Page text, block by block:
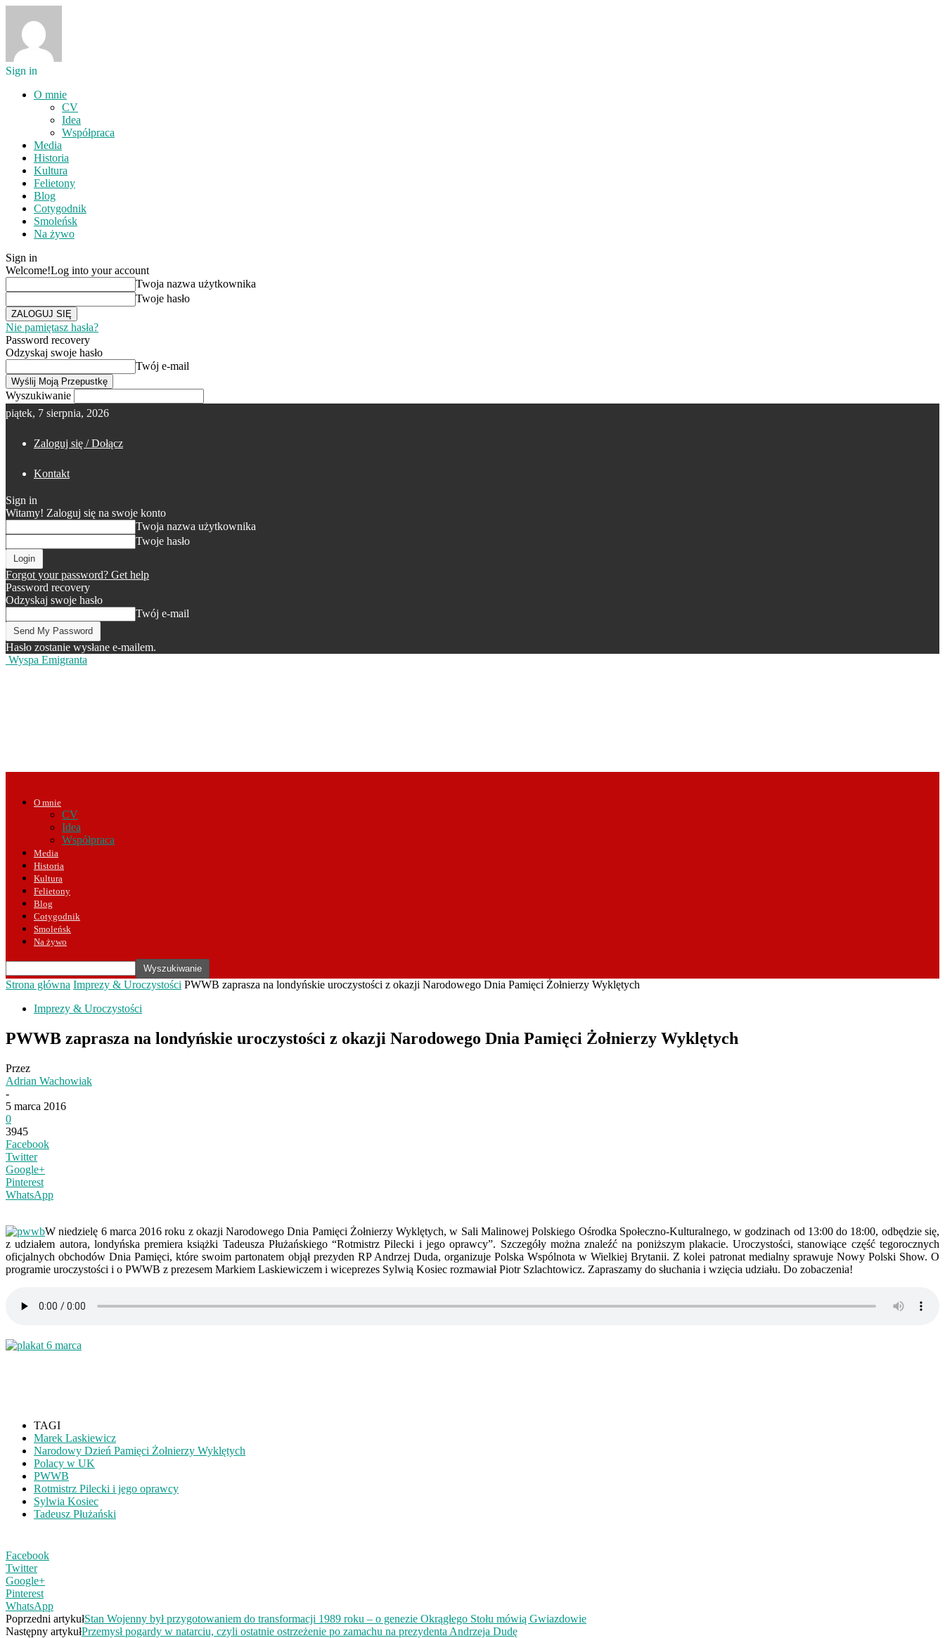
Sign in
O mnie
CV
Idea
Współpraca
Media
Historia
Kultura
Felietony
Blog
Cotygodnik
Smoleńsk
Na żywo
Sign in
Welcome!Log into your account
Twoja nazwa użytkownika
Twoje hasło
Nie pamiętasz hasła?
Password recovery
Odzyskaj swoje hasło
Twój e-mail
Wyszukiwanie
piątek, 7 sierpnia, 2026
Zaloguj się / Dołącz
Kontakt
Sign in
Witamy! Zaloguj się na swoje konto
Twoja nazwa użytkownika
Twoje hasło
Forgot your password? Get help
Password recovery
Odzyskaj swoje hasło
Twój e-mail
Hasło zostanie wysłane e-mailem.
Wyspa Emigranta
O mnie
CV
Idea
Współpraca
Media
Historia
Kultura
Felietony
Blog
Cotygodnik
Smoleńsk
Na żywo
Strona główna Imprezy & Uroczystości PWWB zaprasza na londyńskie uroczystości z okazji Narodowego Dnia Pamięci Żołnierzy Wyklętych
Imprezy & Uroczystości
PWWB zaprasza na londyńskie uroczystości z okazji Narodowego Dnia Pamięci Żołnierzy Wyklętych
Przez
Adrian Wachowiak
-
5 marca 2016
0
3945
Facebook
Twitter
Google+
Pinterest
WhatsApp
W niedzielę 6 marca 2016 roku z okazji Narodowego Dnia Pamięci Żołnierzy Wyklętych, w Sali Malinowej Polskiego Ośrodka Społeczno-Kulturalnego, w godzinach od 13:00 do 18:00, odbędzie się,
z udziałem autora, londyńska premiera książki Tadeusza Płużańskiego “Rotmistrz Pilecki i jego oprawcy”. Szczegóły można znaleźć na poniższym plakacie. Uroczystości, stanowiące część tegorocznych
oficjalnych obchodów Dnia Pamięci, które swoim partonatem objął prezyden RP Andrzej Duda, organizuje Polska Wspólnota w Wielkiej Brytanii. Z kolei patronat medialny sprawuje Nowy Polski Show. O
programie uroczystości i o PWWB z prezesem Markiem Laskiewiczem i wiceprezes Sylwią Kosiec rozmawiał Piotr Szlachtowicz. Zapraszamy do słuchania i wzięcia udziału. Do zobaczenia!
TAGI
Marek Laskiewicz
Narodowy Dzień Pamięci Żołnierzy Wyklętych
Polacy w UK
PWWB
Rotmistrz Pilecki i jego oprawcy
Sylwia Kosiec
Tadeusz Płużański
Facebook
Twitter
Google+
Pinterest
WhatsApp
Poprzedni artykułStan Wojenny był przygotowaniem do transformacji 1989 roku – o genezie Okrągłego Stołu mówią Gwiazdowie
Następny artykułPrzemysł pogardy w natarciu, czyli ostatnie ostrzeżenie po zamachu na prezydenta Andrzeja Dudę